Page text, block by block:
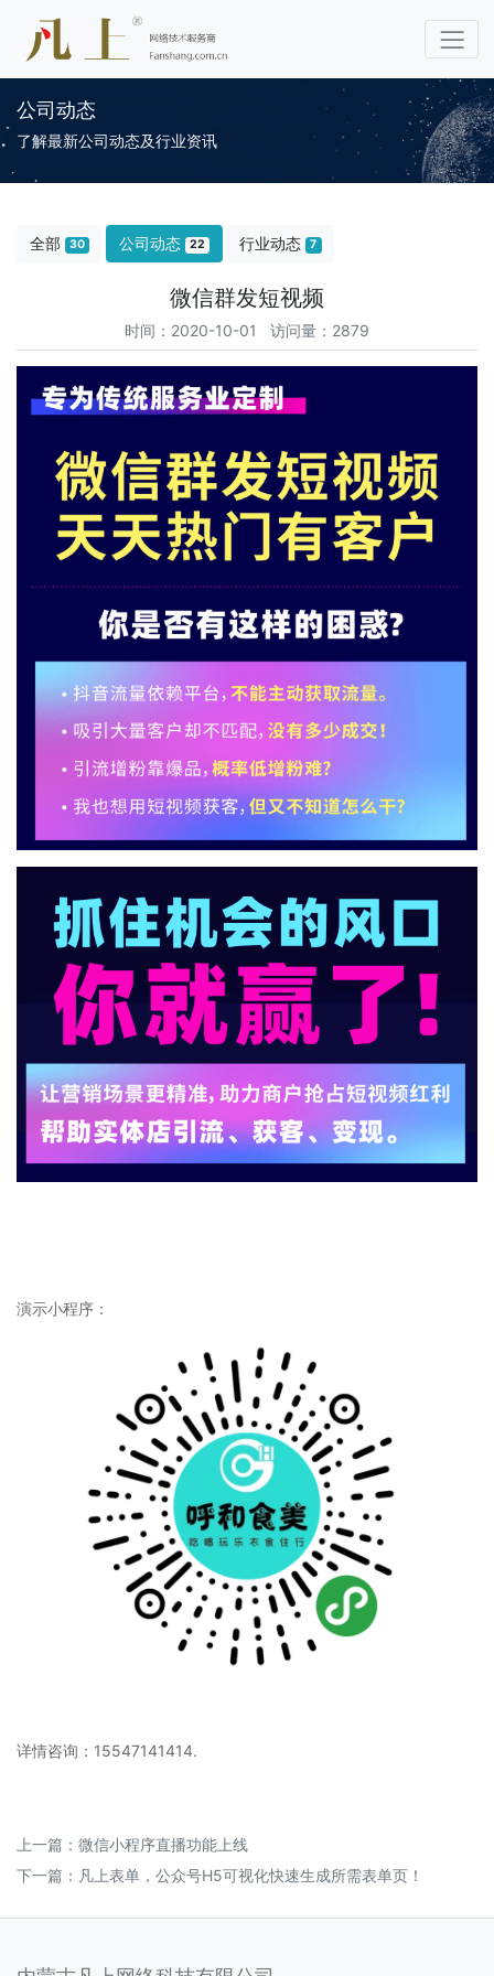
公司动态
了解最新公司动态及行业资讯
全部 30 公司动态 22 行业动态 7
微信群发短视频
时间：2020-10-01 访问量：2879
演示小程序：
详情咨询：15547141414.
上一篇： 微信小程序直播功能上线
下一篇： 凡上表单，公众号H5可视化快速生成所需表单页！